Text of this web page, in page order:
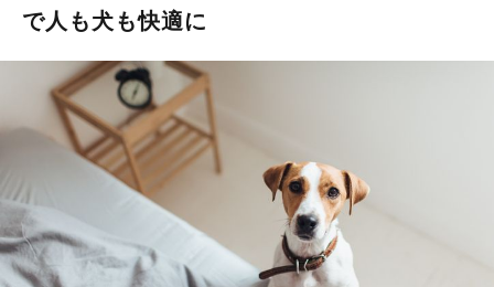
で人も犬も快適に